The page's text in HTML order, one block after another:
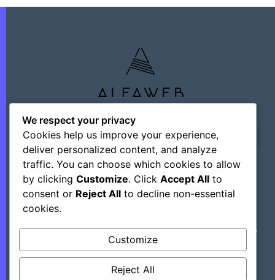
©+2026 Outsourcing Network Intelligence
Découvrez Des Astuces, Des Hacks Et Des
Outils Régulièrement En Mettant Ce Site
Dans Vos Favoris.
We respect your privacy
Cookies help us improve your experience,
deliver personalized content, and analyze
traffic. You can choose which cookies to allow
by clicking Customize. Click Accept All to
consent or Reject All to decline non-essential
cookies.
Customize
Reject All